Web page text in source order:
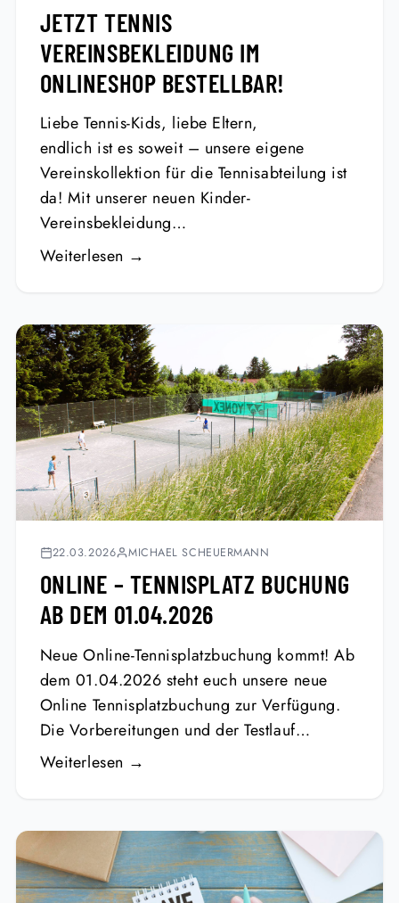
JETZT TENNIS
VEREINSBEKLEIDUNG IM
ONLINESHOP BESTELLBAR!
Liebe Tennis-Kids, liebe Eltern,
endlich ist es soweit – unsere eigene
Vereinskollektion für die Tennisabteilung ist
da! Mit unserer neuen Kinder-
Vereinsbekleidung…
Weiterlesen →
22.03.2026 MICHAEL SCHEUERMANN
ONLINE – TENNISPLATZ BUCHUNG
AB DEM 01.04.2026
Neue Online-Tennisplatzbuchung kommt! Ab
dem 01.04.2026 steht euch unsere neue
Online Tennisplatzbuchung zur Verfügung.
Die Vorbereitungen und der Testlauf…
Weiterlesen →